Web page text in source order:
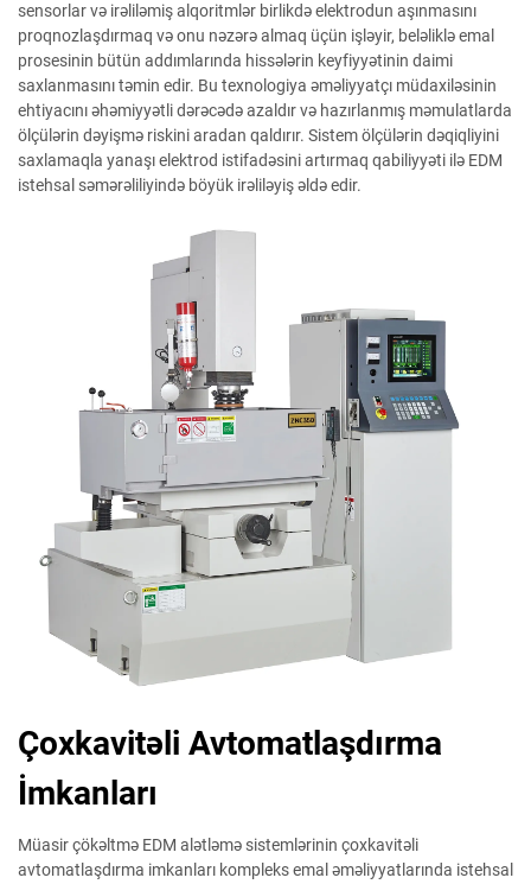
sensorlar və irəliləmiş alqoritmlər birlikdə elektrodun aşınmasını
proqnozlaşdırmaq və onu nəzərə almaq üçün işləyir, beləliklə emal
prosesinin bütün addımlarında hissələrin keyfiyyətinin daimi
saxlanmasını təmin edir. Bu texnologiya əməliyyatçı müdaxiləsinin
ehtiyacını əhəmiyyətli dərəcədə azaldır və hazırlanmış məmulatlarda
ölçülərin dəyişmə riskini aradan qaldırır. Sistem ölçülərin dəqiqliyini
saxlamaqla yanaşı elektrod istifadəsini artırmaq qabiliyyəti ilə EDM
istehsal səmərəliliyində böyük irəliləyiş əldə edir.
Çoxkavitəli Avtomatlaşdırma
İmkanları
Müasir çökəltmə EDM alətləmə sistemlərinin çoxkavitəli
avtomatlaşdırma imkanları kompleks emal əməliyyatlarında istehsal